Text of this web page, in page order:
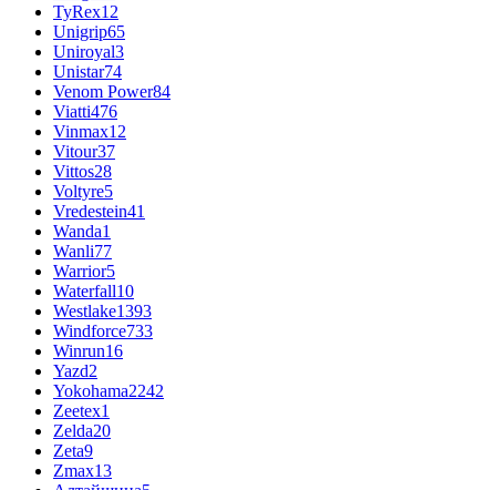
TyRex12
Unigrip65
Uniroyal3
Unistar74
Venom Power84
Viatti476
Vinmax12
Vitour37
Vittos28
Voltyre5
Vredestein41
Wanda1
Wanli77
Warrior5
Waterfall10
Westlake1393
Windforce733
Winrun16
Yazd2
Yokohama2242
Zeetex1
Zelda20
Zeta9
Zmax13